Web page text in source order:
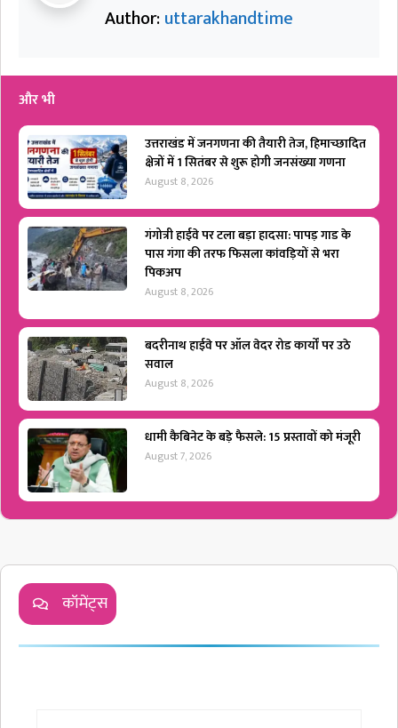
Author:uttarakhandtime
और भी
उत्तराखंड में जनगणना की तैयारी तेज, हिमाच्छादित
क्षेत्रों में 1 सितंबर से शुरू होगी जनसंख्या गणना
August 8, 2026
गंगोत्री हाईवे पर टला बड़ा हादसा: पापड़ गाड के
पास गंगा की तरफ फिसला कांवड़ियों से भरा
पिकअप
August 8, 2026
बदरीनाथ हाईवे पर ऑल वेदर रोड कार्यों पर उठे
सवाल
August 8, 2026
धामी कैबिनेट के बड़े फैसले: 15 प्रस्तावों को मंजूरी
August 7, 2026
कॉमेंट्स